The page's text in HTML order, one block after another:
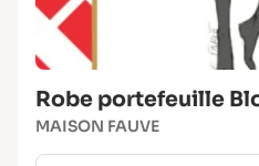
Robe portefeuille
MAISON FAUVE